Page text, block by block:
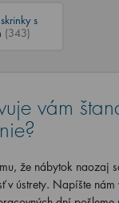
s
(343)
vám
že nábytok naozaj
v ústrety. Napíšte